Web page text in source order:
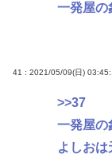
一発屋の
41 : 2021/05/09(日)
>>37
一発屋の
よしお